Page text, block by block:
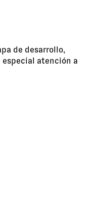
de desarrollo,
especial atención a